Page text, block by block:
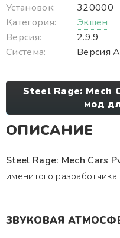
Установок:
320000
Категория:
Экшен
Версия:
2.9.9
Система:
Версия
Steel Rage: Mech
мод
ОПИСАНИЕ
Steel Rage: Mech Cars
именитого
ЗВУКОВАЯ